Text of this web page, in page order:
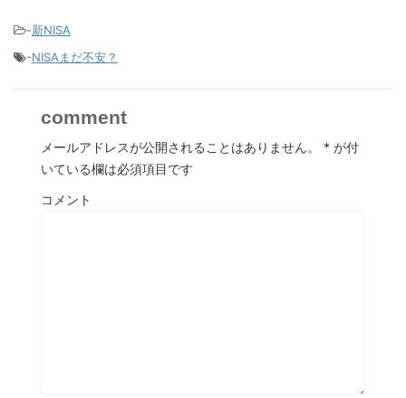
-新NISA
-NISAまだ不安？
comment
メールアドレスが公開されることはありません。 * が付
いている欄は必須項目です
コメント